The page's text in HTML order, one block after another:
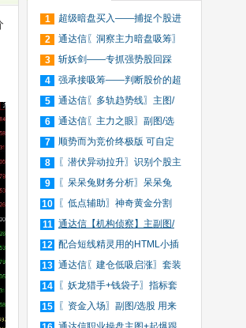
1
超级暗盘买入——捕捉个股进
入
2
通达信〖洞察主力暗盘吸筹〗
捕
3
斩妖剑——专抓强势股回踩
20日
4
强承接吸筹——判断股价的超
买
5
通达信〖多轨趋势线〗主图/
选
6
通达信〖主力之眼〗副图/选
股
7
顺势而为竞价终极版 可自定
义
8
〖潜伏异动拉升〗识别个股主
力
9
〖呆呆兔财务分析〗呆呆兔
F10
10
〖低点辅助〗神奇黄金分割
+趋
11 通达信【机构侦察】主副图/
选
12 配合短线精灵用的HTML小插
件
13 通达信〖建仓低吸启涨〗套装
指
14
〖妖龙猎手+钱袋子〗指标套
装
15
〖资金入场〗副图/选股 用来